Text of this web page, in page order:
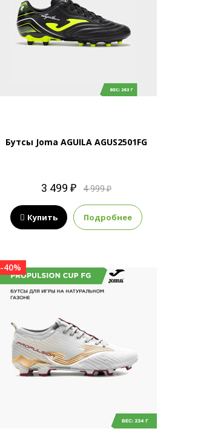
Бутсы Joma AGUILA AGUS2501FG
3 499 ₽ 4 999 ₽
Купить Подробнее
-40%